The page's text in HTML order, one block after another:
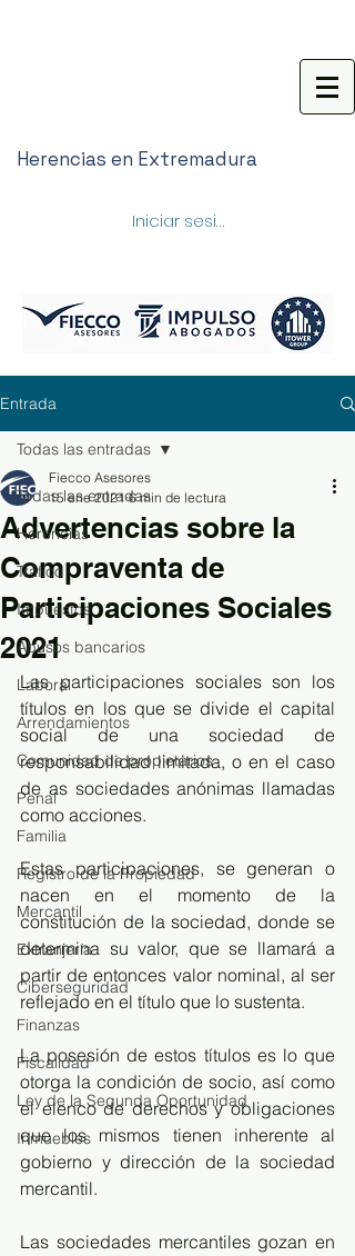
Herencias en Extremadura
Iniciar sesión
Entrada
Todas las entradas
Herencias
Tráfico
Impuestos
Abusos bancarios
Laboral
Arrendamientos
Comunidad de propietarios
Penal
Familia
Registro de la Propiedad
Mercantil
Extranjería
Ciberseguridad
Finanzas
Fiscalidad
Ley de la Segunda Oportunidad
Inmuebles
Todas las entradas
Advertencias sobre la
Compraventa de
Participaciones Sociales
2021
Fiecco Asesores
15 ene 2021 6 min de lectura
Las participaciones sociales son los
títulos en los que se divide el capital
social de una sociedad de
responsabilidad limitada, o en el caso
de as sociedades anónimas llamadas
como acciones.
Estas participaciones, se generan o
nacen en el momento de la
constitución de la sociedad, donde se
determina su valor, que se llamará a
partir de entonces valor nominal, al ser
reflejado en el título que lo sustenta.
La posesión de estos títulos es lo que
otorga la condición de socio, así como
el elenco de derechos y obligaciones
que los mismos tienen inherente al
gobierno y dirección de la sociedad
mercantil.
Las sociedades mercantiles gozan en